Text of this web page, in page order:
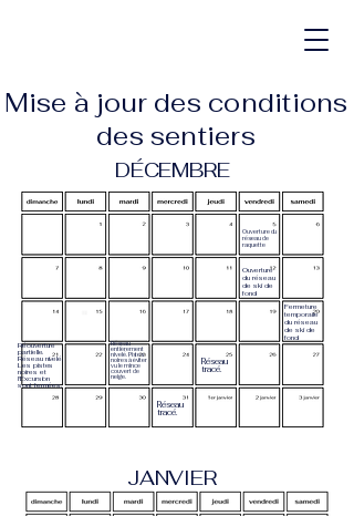
Mise à jour des conditions
des sentiers
DÉCEMBRE
Ouverture du
réseau de
raquette
Ouverture
du réseau
de ski de
fond
Fermeture
temporaire
du réseau
de ski de
fond
Réouverture
partielle.
Réseau nivelé.
Les pistes
noires et
l'Excursion
sont fermées.
Réseau
entièrement
nivelé. Pistes
noires à éviter
vu le mince
couvert de
neige.
Réseau
tracé.
Réseau
tracé.
JANVIER